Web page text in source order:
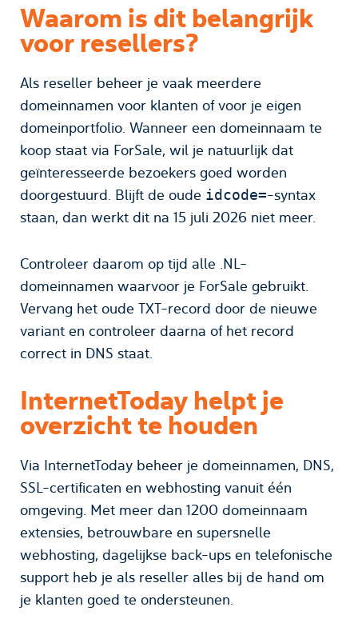
Waarom is dit belangrijk
voor resellers?
Als reseller beheer je vaak meerdere
domeinnamen voor klanten of voor je eigen
domeinportfolio. Wanneer een domeinnaam te
koop staat via ForSale, wil je natuurlijk dat
geïnteresseerde bezoekers goed worden
doorgestuurd. Blijft de oude idcode=-syntax
staan, dan werkt dit na 15 juli 2026 niet meer.
Controleer daarom op tijd alle .NL-
domeinnamen waarvoor je ForSale gebruikt.
Vervang het oude TXT-record door de nieuwe
variant en controleer daarna of het record
correct in DNS staat.
InternetToday helpt je
overzicht te houden
Via InternetToday beheer je domeinnamen, DNS,
SSL-certificaten en webhosting vanuit één
omgeving. Met meer dan 1200 domeinnaam
extensies, betrouwbare en supersnelle
webhosting, dagelijkse back-ups en telefonische
support heb je als reseller alles bij de hand om
je klanten goed te ondersteunen.